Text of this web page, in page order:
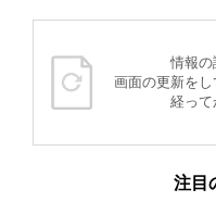
情報の
画面の更新をし
経って
注目